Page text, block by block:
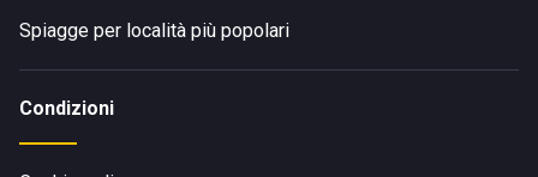
Spiagge per località più popolari
Condizioni